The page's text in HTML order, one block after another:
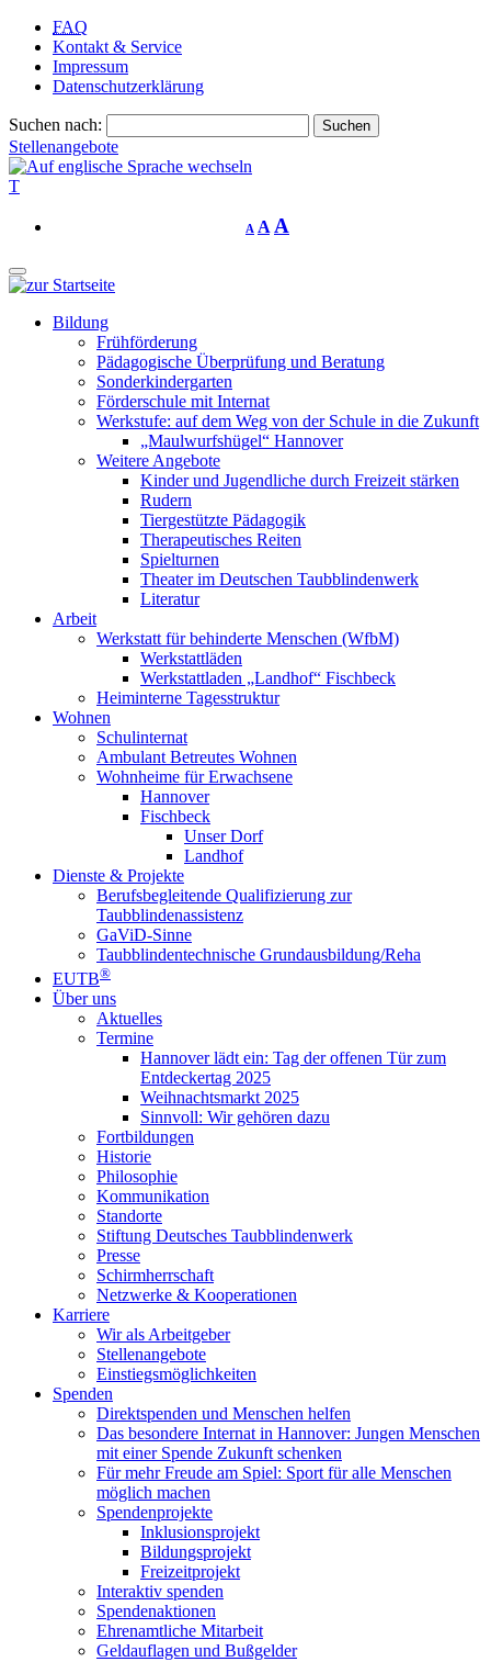
FAQ
Kontakt & Service
Impressum
Datenschutzerklärung
Suchen nach:
Stellenangebote
T
A A A
Bildung
Frühförderung
Pädagogische Überprüfung und Beratung
Sonderkindergarten
Förderschule mit Internat
Werkstufe: auf dem Weg von der Schule in die Zukunft
„Maulwurfshügel“ Hannover
Weitere Angebote
Kinder und Jugendliche durch Freizeit stärken
Rudern
Tiergestützte Pädagogik
Therapeutisches Reiten
Spielturnen
Theater im Deutschen Taubblindenwerk
Literatur
Arbeit
Werkstatt für behinderte Menschen (WfbM)
Werkstattläden
Werkstattladen „Landhof“ Fischbeck
Heiminterne Tagesstruktur
Wohnen
Schulinternat
Ambulant Betreutes Wohnen
Wohnheime für Erwachsene
Hannover
Fischbeck
Unser Dorf
Landhof
Dienste & Projekte
Berufsbegleitende Qualifizierung zur
Taubblindenassistenz
GaViD-Sinne
Taubblindentechnische Grundausbildung/Reha
EUTB®
Über uns
Aktuelles
Termine
Hannover lädt ein: Tag der offenen Tür zum
Entdeckertag 2025
Weihnachtsmarkt 2025
Sinnvoll: Wir gehören dazu
Fortbildungen
Historie
Philosophie
Kommunikation
Standorte
Stiftung Deutsches Taubblindenwerk
Presse
Schirmherrschaft
Netzwerke & Kooperationen
Karriere
Wir als Arbeitgeber
Stellenangebote
Einstiegsmöglichkeiten
Spenden
Direktspenden und Menschen helfen
Das besondere Internat in Hannover: Jungen Menschen
mit einer Spende Zukunft schenken
Für mehr Freude am Spiel: Sport für alle Menschen
möglich machen
Spendenprojekte
Inklusionsprojekt
Bildungsprojekt
Freizeitprojekt
Interaktiv spenden
Spendenaktionen
Ehrenamtliche Mitarbeit
Geldauflagen und Bußgelder